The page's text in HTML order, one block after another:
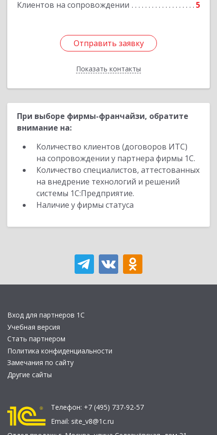
Клиентов на сопровождении 5
Отправить заявку
Показать контакты
Отправить заявку
Назад
При выборе фирмы-франчайзи, обратите
внимание на:
Количество клиентов (договоров ИТС)
на сопровождении у партнера фирмы 1С.
Количество специалистов, аттестованных
на внедрение технологий и решений
системы 1С:Предприятие.
Наличие у фирмы статуса
Вход для партнеров 1С
Учебная версия
Стать партнером
Политика конфиденциальности
Замечания по сайту
Другие сайты
Телефон: +7 (495) 737-92-57
Email: site_v8@1c.ru